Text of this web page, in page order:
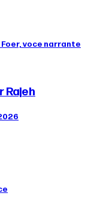
voce narrante
Rajeh